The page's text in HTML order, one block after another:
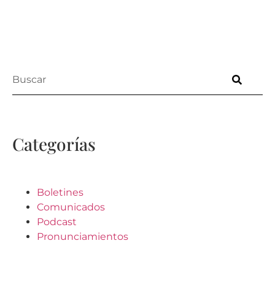
Categorías
Boletines
Comunicados
Podcast
Pronunciamientos